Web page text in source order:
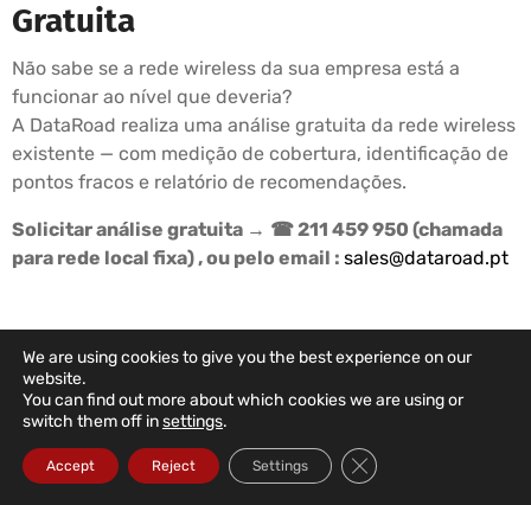
Gratuita
Não sabe se a rede wireless da sua empresa está a
funcionar ao nível que deveria?
A DataRoad realiza uma análise gratuita da rede wireless
existente — com medição de cobertura, identificação de
pontos fracos e relatório de recomendações.
Solicitar análise gratuita → ☎ 211 459 950 (chamada
para rede local fixa) , ou pelo email : sales@dataroad.pt
PLANOS DE SUPORTE DATAROAD
A Informática Da Sua Empresa
Nas Mãos Certas
We are using cookies to give you the best experience on our
website.
You can find out more about which cookies we are using or
switch them off insettings.
Accept Reject Settings Close GDPR Cookie